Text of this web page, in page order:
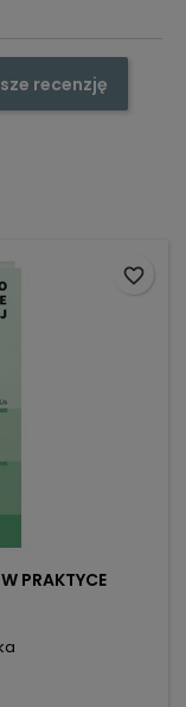
recenzję
PRAKTYCE
favorite_border